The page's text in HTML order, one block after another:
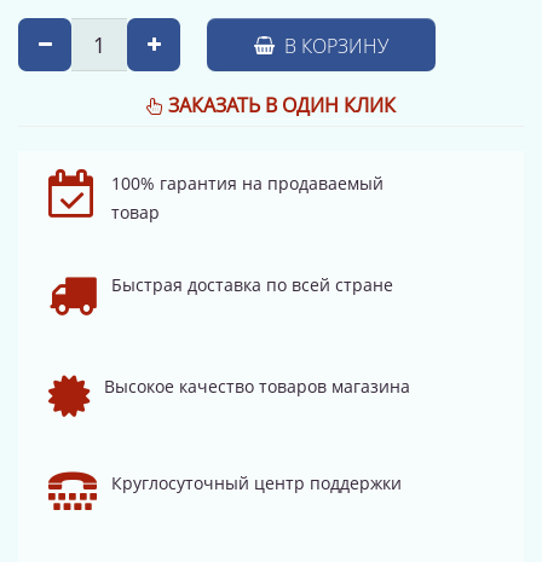
В КОРЗИНУ
ЗАКАЗАТЬ В ОДИН КЛИК
100% гарантия на продаваемый
товар
Быстрая доставка по всей стране
Высокое качество товаров магазина
Круглосуточный центр поддержки